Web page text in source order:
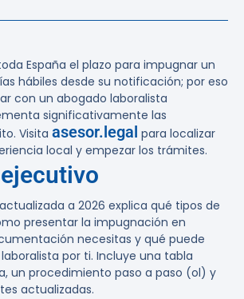
España el plazo para impugnar un
hábiles desde su notificación; por eso
con un abogado laboralista
significativamente las
Visita asesor.legal para localizar
local y empezar los trámites.
a 2026 explica qué tipos de
presentar la impugnación en
necesitas y qué puede
por ti. Incluye una tabla
un procedimiento paso a paso (ol) y
actualizadas.